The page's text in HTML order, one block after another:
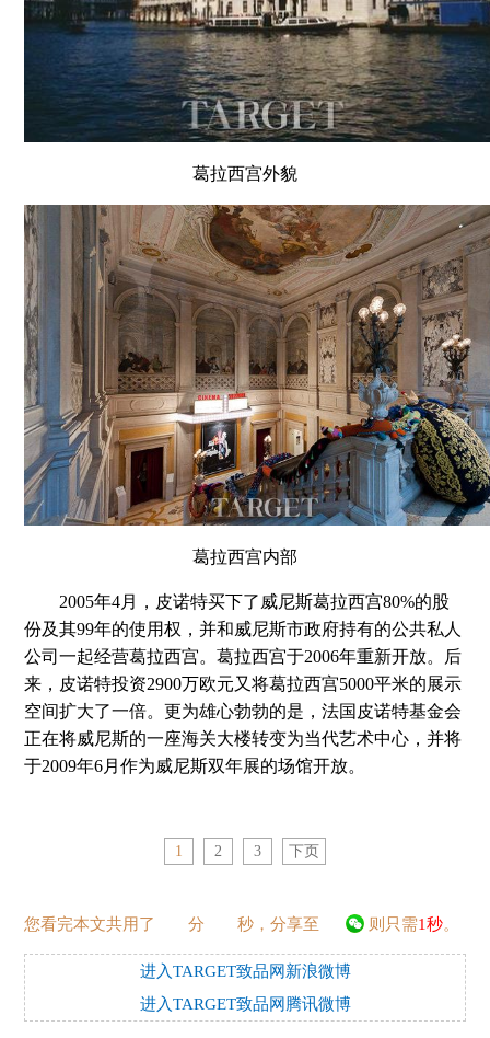
葛拉西宫外貌
葛拉西宫内部
2005年4月，皮诺特买下了威尼斯葛拉西宫80%的股
份及其99年的使用权，并和威尼斯市政府持有的公共私人
公司一起经营葛拉西宫。葛拉西宫于2006年重新开放。后
来，皮诺特投资2900万欧元又将葛拉西宫5000平米的展示
空间扩大了一倍。更为雄心勃勃的是，法国皮诺特基金会
正在将威尼斯的一座海关大楼转变为当代艺术中心，并将
于2009年6月作为威尼斯双年展的场馆开放。
1 2 3 下页
您看完本文共用了 分 秒，分享至 则只需1秒。
进入TARGET致品网新浪微博
进入TARGET致品网腾讯微博